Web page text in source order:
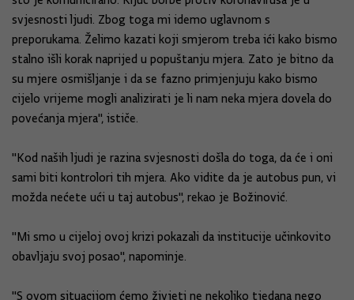
svjesnosti ljudi. Zbog toga mi idemo uglavnom s
preporukama. Želimo kazati koji smjerom treba ići kako bismo
stalno išli korak naprijed u popuštanju mjera. Zato je bitno da
su mjere osmišljanje i da se fazno primjenjuju kako bismo
cijelo vrijeme mogli analizirati je li nam neka mjera dovela do
povećanja mjera", ističe.
"Kod naših ljudi je razina svjesnosti došla do toga, da će i oni
sami biti kontrolori tih mjera. Ako vidite da je autobus pun, vi
možda nećete ući u taj autobus", rekao je Božinović.
"Mi smo u cijeloj ovoj krizi pokazali da institucije učinkovito
obavljaju svoj posao", napominje.
"S ovom situacijom ćemo živjeti ne nekoliko tjedana nego